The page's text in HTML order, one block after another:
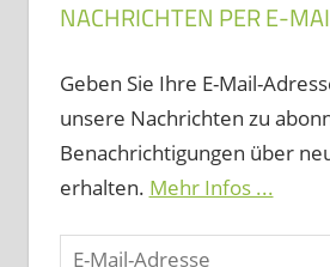
NACHRICHTEN PER E-
Geben Sie Ihre E-Mail-
unsere Nachrichten zu
Benachrichtigungen über
erhalten. Mehr Infos ...
E-